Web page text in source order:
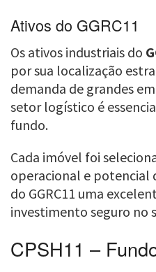
Ativos do GGRC11
Os ativos industriais do
por sua localização
demanda de grandes
setor logístico é
fundo.
Cada imóvel foi
operacional e potencial
do GGRC11 uma
investimento seguro no
CPSH11 –